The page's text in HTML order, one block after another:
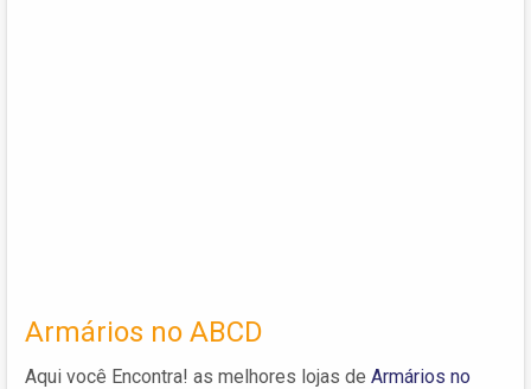
Armários no ABCD
Aqui você Encontra! as melhores lojas de Armários no